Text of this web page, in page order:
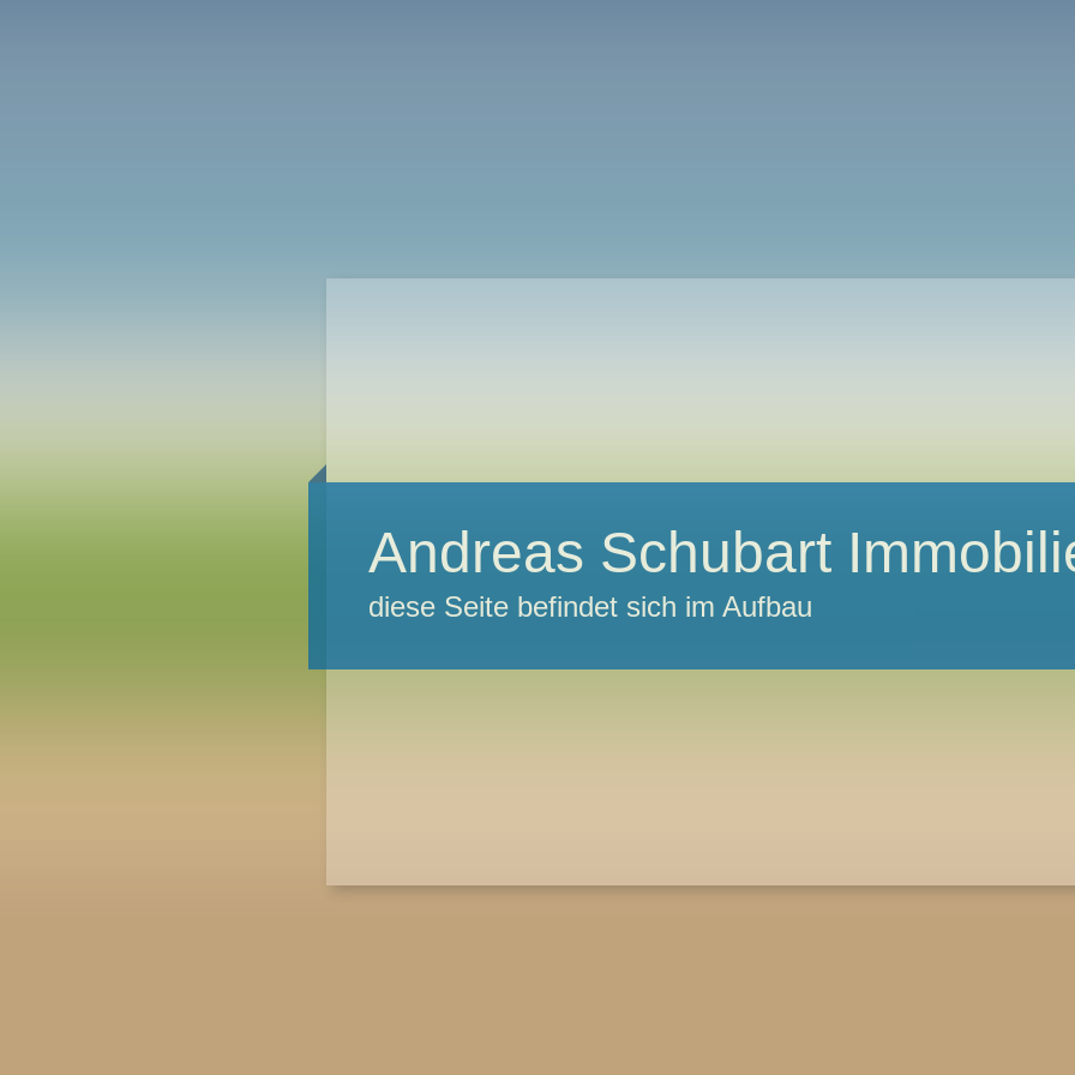
Andreas Schubart
diese Seite befindet sich im Aufbau